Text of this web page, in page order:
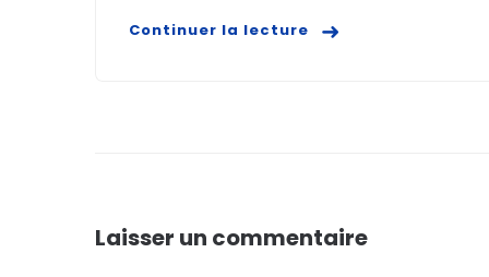
Continuer la lecture
Laisser un commentaire